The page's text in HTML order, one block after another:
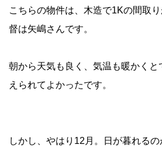
こちらの物件は、木造で1Kの間取
督は矢嶋さんです。
朝から天気も良く、気温も暖かくと
えられてよかったです。
しかし、やはり12月。日が暮れるの